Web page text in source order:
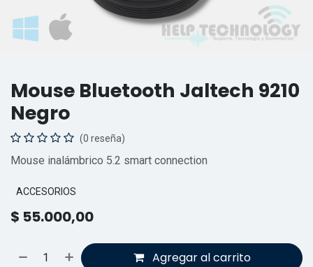
Mouse Bluetooth Jaltech 9210
Negro
(0 reseña)
Mouse inalámbrico 5.2 smart connection
ACCESORIOS
$ 55.000,00
Agregar al carrito